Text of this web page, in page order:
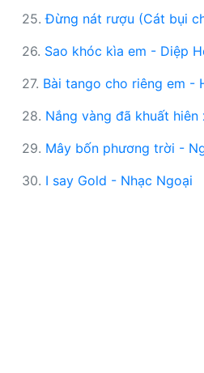
25.Đừng nát rượu (Cát bụi
26. Sao khóc kìa em - Diệp
27. Bài tango cho riêng em -
28. Nắng vàng đã khuất
29. Mây bốn phương trời -
30. I say Gold - Nhạc Ngoại